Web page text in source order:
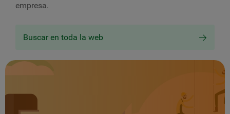
empresa.
Buscar en toda la web